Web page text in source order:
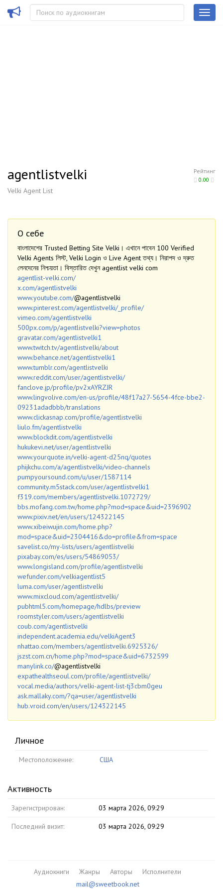
Рейтинг
0.00
agentlistvelki
Velki Agent List
О себе
বাংলাদেশের Trusted Betting Site Velki। এখানে পাবেন 100 Verified
Velki Agents লিস্ট, Velki Login ও Live Agent তথ্য। নিরাপদ ও দ্রুত
লেনদেনের নিশ্চয়তা। বিস্তারিত দেখুন agentlist velki com
agentlist-velki.com/
x.com/agentlistvelki
www.youtube.com/@agentlistvelki
www.pinterest.com/agentlistvelki/_profile/
vimeo.com/agentlistvelki
500px.com/p/agentlistvelki?view=photos
gravatar.com/agentlistvelki1
www.twitch.tv/agentlistvelki/about
www.behance.net/agentlistvelki1
www.tumblr.com/agentlistvelki
www.reddit.com/user/agentlistvelki/
fanclove.jp/profile/pv2xAYRZJR
www.lingvolive.com/en-us/profile/48f17a27-5654-4fce-bbe2-
09231adadbbb/translations
www.clickasnap.com/profile/agentlistvelki
liulo.fm/agentlistvelki
www.blockdit.com/agentlistvelki
hukukevi.net/user/agentlistvelki
www.yourquote.in/velki-agent-d25nq/quotes
phijkchu.com/a/agentlistvelki/video-channels
pumpyoursound.com/u/user/1587114
community.m5stack.com/user/agentlistvelki1
f319.com/members/agentlistvelki.1072729/
bbs.mofang.com.tw/home.php?mod=space&uid=2396902
www.pixiv.net/en/users/124322145
www.xibeiwujin.com/home.php?
mod=space&uid=2304416&do=profile&from=space
savelist.co/my-lists/users/agentlistvelki
pixabay.com/es/users/54869053/
www.longisland.com/profile/agentlistvelki
wefunder.com/velkiagentlist5
luma.com/user/agentlistvelki
www.mixcloud.com/agentlistvelki/
pubhtml5.com/homepage/hdlbs/preview
roomstyler.com/users/agentlistvelki
coub.com/agentlistvelki
independent.academia.edu/velkiAgent3
nhattao.com/members/agentlistvelki.6925326/
jszst.com.cn/home.php?mod=space&uid=6732599
manylink.co/@agentlistvelki
expathealthseoul.com/profile/agentlistvelki/
vocal.media/authors/velki-agent-list-tj3cbm0geu
ask.mallaky.com/?qa=user/agentlistvelki
hub.vroid.com/en/users/124322145
Личное
Местоположение: США
Активность
Зарегистрирован: 03 марта 2026, 09:29
Последний визит: 03 марта 2026, 09:29
Аудиокниги Жанры Авторы
Исполнители
mail@sweetbook.net